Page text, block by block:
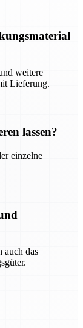
weitere
Lieferung.
lassen?
einzelne
auch das